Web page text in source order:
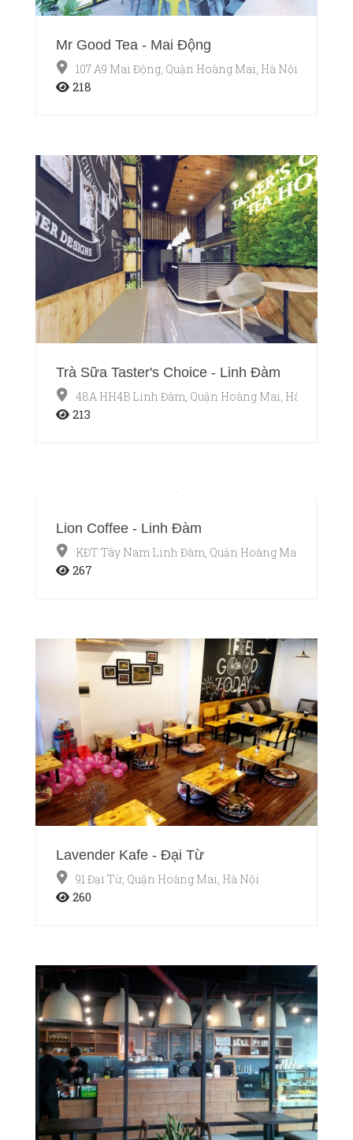
Mr Good Tea - Mai Động
107 A9 Mai Động, Quận Hoàng Mai, Hà Nội
218
Trà Sữa Taster's Choice - Linh Đàm
48A HH4B Linh Đàm, Quận Hoàng Mai, Hà Nội
213
Lion Coffee - Linh Đàm
KĐT Tây Nam Linh Đàm, Quận Hoàng Mai, Hà Nội
267
Lavender Kafe - Đại Từ
91 Đại Từ, Quận Hoàng Mai, Hà Nội
260